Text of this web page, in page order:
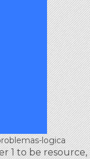
logica
1 to be resource,